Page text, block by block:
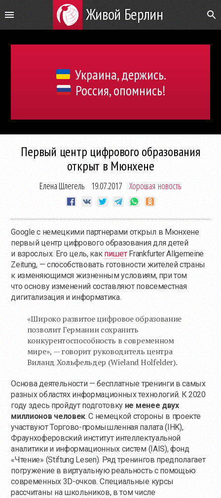
Живой Берлин
Украина, держись.
Россия, опомнись!
Первый центр цифрового образования
открыт в Мюнхене
Елена Шлегель 19.07.2017 Хорошая новость
Google с немецкими партнерами открыл в Мюнхене
первый центр цифрового образования для детей
и взрослых. Его цель, как пишетFrankfurter Allgemeine
Zeitung, — способствовать готовности жителей страны
к изменяющимся жизненным условиям, при том
что основу изменений составляют повсеместная
дигитализация и информатика.
«Широко развитое цифровое образование
позволит Германии сохранить
конкурентоспособность в современном
мире», — говорит руководитель центра
Виланд Хольфельдер (Wieland Holfelder).
Основа деятельности — бесплатные тренинги в самых
разных областях информационных технологий. К 2020
году здесь пройдут подготовку не менее двух
миллионов человек. С немецкой стороны в проекте
участвуют Торгово-промышленная палата (IHK),
Фраунхоферовский институт интеллектуальной
аналитики и информационных систем (IAIS), фонд
«Чтение» (Stiftung Lesen). Ряд тренингов предполагает
погружение в виртуальную реальность с помощью
современных 3D-очков. Специальные курсы
рассчитаны на школьников, в том числе